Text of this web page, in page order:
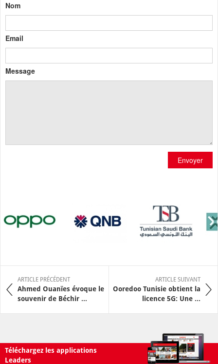
Nom
Email
Message
Envoyer
ARTICLE PRÉCÉDENT
Ahmed Ouanïes évoque le
souvenir de Béchir ...
ARTICLE SUIVANT
Ooredoo Tunisie obtient la
licence 5G: Une ...
Téléchargez les applications
Leaders